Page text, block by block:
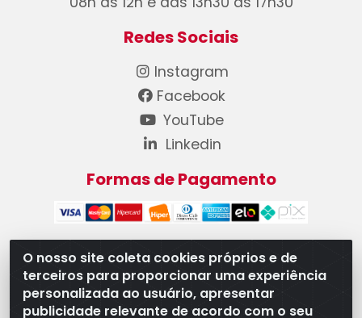
O nosso site coleta cookies próprios e de
terceiros para proporcionar uma experiência
personalizada ao usuário, apresentar
publicidade relevante de acordo com o seu
Redes Sociais
Instagram
Facebook
YouTube
Linkedin
Formas de Pagamento
WB Componentes Automotivos LTDA - CNPJ
08.528.393/0001-12 - Rua do Níquel, 667 - Parque
Oeste Industrial, Goiânia/GO - CEP 74375-660